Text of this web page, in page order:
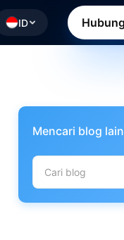
ID
Mencari blog